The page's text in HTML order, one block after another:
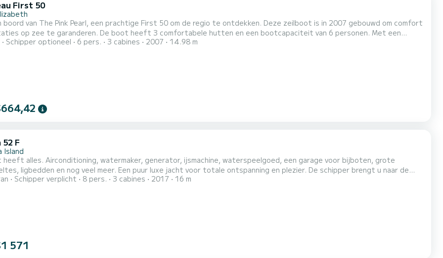
First 50
boord van The Pink Pearl, een prachtige First 50 om de regio te ontdekken. Deze zeilboot is in 2007 gebouwd om comfort
De boot heeft 3 comfortabele hutten en een bootcapaciteit van 6 personen. Met een
van 15 meter is hij uw beste bondgenoot voor een bijzondere vakantie op het water in de omgeving van Deze First
Schipper optioneel 6 pers. 3 cabines 2007 14.98 m
52 F
Island
heeft alles. Airconditioning, watermaker, generator, ijsmachine, waterspeelgoed, een garage voor bijboten, grote
nog veel meer. Een puur luxe jacht voor totale ontspanning en plezier. De schipper brengt u naar de
binnen de 32 kleine paradijselijke eilanden en de Keys binnen St. Vincent en de Grenadines. Alleen charters met
Schipper verplicht 8 pers. 3 cabines 2017 16 m
571